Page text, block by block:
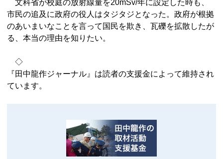
文科省が校庭の放射線量を20mSv/年に設定した時も、
市民の追及に政府の役人はタジタジとなった。政府が根拠
のあいまいなことを言って国民を欺き、瓦礫を拡散したが
る、本当の理由を知りたい。
◇
『田中龍作ジャーナル』は読者の支援金によって維持され
ています。